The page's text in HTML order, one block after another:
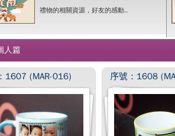
禮物的相關資源，好友的感動..